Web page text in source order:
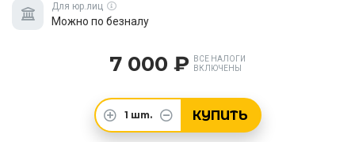
Для юр.лиц
Можно по безналу
7 000 ₽
ВСЕ НАЛОГИ
ВКЛЮЧЕНЫ
1 шт. КУПИТЬ